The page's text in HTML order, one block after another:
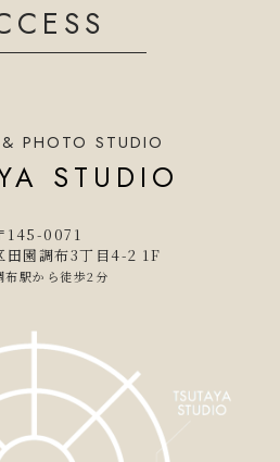
PHOTO STUDIO
STUDIO
145-0071
田園調布3丁目4-2 1F
布駅から徒歩2分